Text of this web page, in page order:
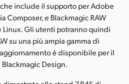
include il supporto per Adobe
Composer, e Blackmagic RAW
Linux. Gli utenti potranno quindi
su una più ampia gamma di
è disponibile per il
Design.